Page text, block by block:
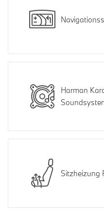
Harman
Sitzheizung